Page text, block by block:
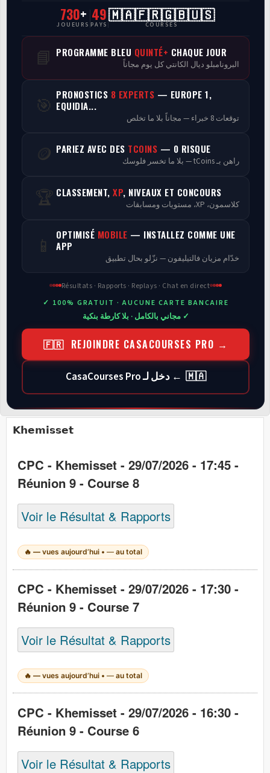
CasaCourses Pro
Resultats/Rapport CPCs
Discussion
Programmes
730+
JOUEURS
49
PAYS
🇲🇦🇫🇷🇬🇧🇺🇸
COURSES
📘 PROGRAMME BLEU QUINTÉ+ CHAQUE JOUR
البرونامبلو ديال الكانتي كل يوم مجاناً
🎯 PRONOSTICS 8 EXPERTS — EUROPE 1,
EQUIDIA...
توقعات 8 خبراء — مجاناً بلا ما تخلص
🪙 PARIEZ AVEC DES TCOINS — 0 RISQUE
راهن بـ tCoins — بلا ما تخسر فلوسك
🏆 CLASSEMENT, XP, NIVEAUX ET CONCOURS
كلاسمون، XP، مستويات ومسابقات
📱 OPTIMISÉ MOBILE — INSTALLEZ COMME UNE
APP
خدّام مزيان فالتيليفون — نزّلو بحال تطبيق
Résultats · Rapports · Replays · Chat en direct
✓ 100% GRATUIT · AUCUNE CARTE BANCAIRE
✓ مجاني بالكامل · بلا كارطة بنكية
🇫🇷 REJOINDRE CASACOURSES PRO →
🇲🇦 ← دخل لـ CasaCourses Pro
Khemisset
CPC - Khemisset - 29/07/2026 - 17:45 -
Réunion 9 - Course 8
Voir le Résultat & Rapports
🔥— vues aujourd’hui •— au total
CPC - Khemisset - 29/07/2026 - 17:30 -
Réunion 9 - Course 7
Voir le Résultat & Rapports
🔥— vues aujourd’hui •— au total
CPC - Khemisset - 29/07/2026 - 16:30 -
Réunion 9 - Course 6
Voir le Résultat & Rapports